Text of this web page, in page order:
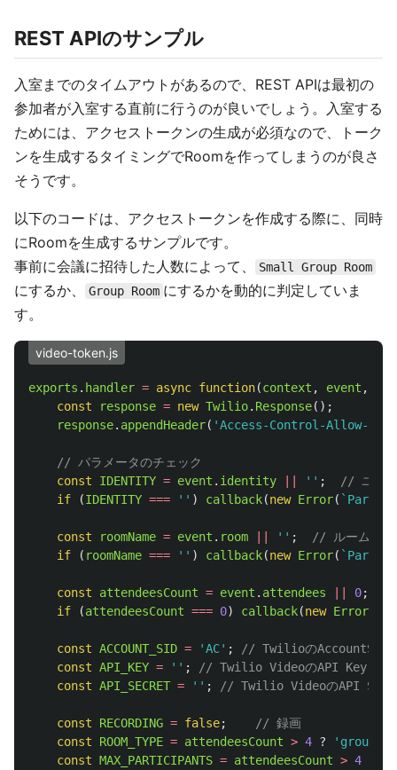
REST APIのサンプル
入室までのタイムアウトがあるので、REST APIは最初の
参加者が入室する直前に行うのが良いでしょう。入室する
ためには、アクセストークンの生成が必須なので、トーク
ンを生成するタイミングでRoomを作ってしまうのが良さ
そうです。
以下のコードは、アクセストークンを作成する際に、同時
にRoomを生成するサンプルです。
事前に会議に招待した人数によって、
Small Group Room
にするか、 Group Room にするかを動的に判定していま
す。
video-token.js
exports . handler = async function(context , event ,
const
response = new Twilio. Response();
response. appendHeader( 'Access-Control-Allow-
// パラメータのチェック
const
IDENTITY = event . identity '' ;
// ユー
if
(IDENTITY === '' ) callback(new Error(
const roomName = event . room '' ;
// ルーム名
if
( roomName === '' ) callback(new Error(
const attendeesCount = event . attendees 0;
if
(attendeesCount === 0) callback(new Error
const ACCOUNT_SID = 'AC' ;
// TwilioのAccountSid
const API_KEY = '' ;
// Twilio VideoのAPI Key
const API_SECRET = '' ; // Twilio VideoのAPI
const RECORDING = false;
// 録画
const
ROOM_TYPE = attendeesCount > 4 ? ' group
const MAX_PARTICIPANTS = attendeesCount > 4